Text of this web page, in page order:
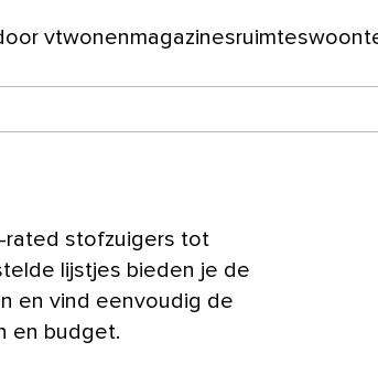
vtwonenmagazinesruimtes
rated stofzuigers tot
lijstjes bieden je de
en vind eenvoudig de
en budget.